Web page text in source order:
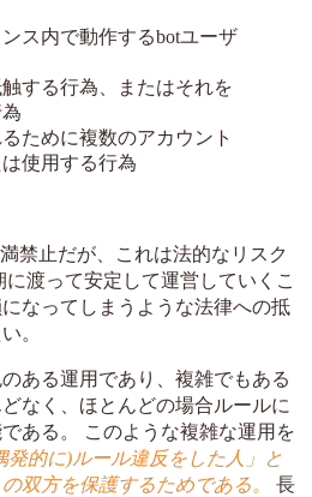
ス内で動作するbotユーザ
する行為、またはそれを
ために複数のアカウント
使用する行為
禁止だが、これは法的なリスク
渡って安定して運営していくこ
なってしまうような法律への抵
。
ある運用であり、複雑でもある
なく、ほとんどの場合ルールに
ある。 このような複雑な運用を
発的に)ルール違反をした人」と
双方を保護するためである。
長